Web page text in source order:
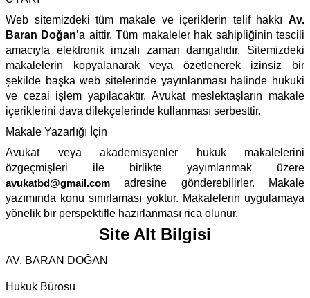
Web sitemizdeki tüm makale ve içeriklerin telif hakkı Av.
Baran Doğan’a aittir. Tüm makaleler hak sahipliğinin tescili
amacıyla elektronik imzalı zaman damgalıdır. Sitemizdeki
makalelerin kopyalanarak veya özetlenerek izinsiz bir
şekilde başka web sitelerinde yayınlanması halinde hukuki
ve cezai işlem yapılacaktır. Avukat meslektaşların makale
içeriklerini dava dilekçelerinde kullanması serbesttir.
Makale Yazarlığı İçin
Avukat veya akademisyenler hukuk makalelerini
özgeçmişleri ile birlikte yayımlanmak üzere
avukatbd@gmail.com adresine gönderebilirler. Makale
yazımında konu sınırlaması yoktur. Makalelerin uygulamaya
yönelik bir perspektifle hazırlanması rica olunur.
Site Alt Bilgisi
AV. BARAN DOĞAN
Hukuk Bürosu